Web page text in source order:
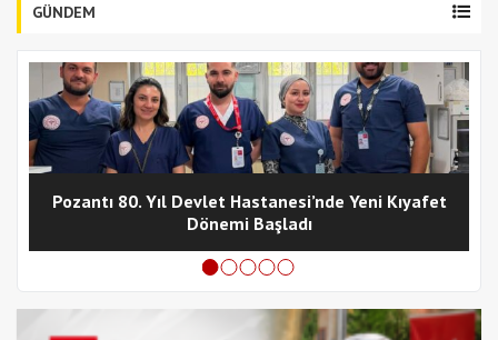
GÜNDEM
Pozantı 80. Yıl Devlet Hastanesi’nde Yeni Kıyafet
Dönemi Başladı